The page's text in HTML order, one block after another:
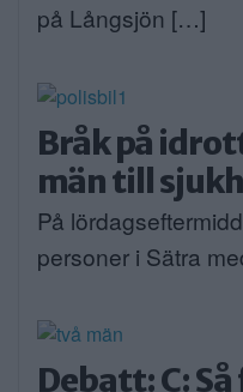
på Långsjön […]
Bråk på
män till
På
personer i Sätra
Debatt: C: